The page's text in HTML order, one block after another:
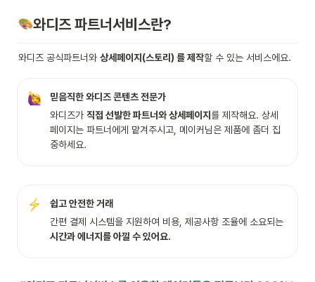
와디즈 파트너서비스란?
와디즈 공식파트너와 상세페이지(스토리) 를 제작할 수 있는 서비스에요.
믿음직한 와디즈 콘텐츠 전문가
와디즈가 직접 선발한 파트너와 상세페이지 를 제작해요. 상세
페이지는 파트너에게 맡겨주시고, 메이커님은 제품에 좀더 집
중하세요.
쉽고 안전한 거래
시간과 에너지를 아낄 수 있어요.